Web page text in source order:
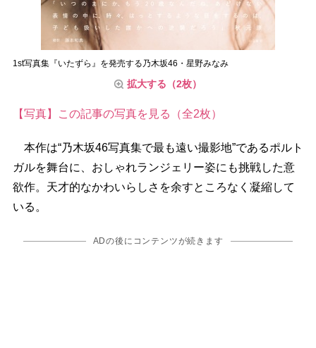
1st写真集『いたずら』を発売する乃木坂46・星野みなみ
拡大する（2枚）
【写真】この記事の写真を見る（全2枚）
本作は“乃木坂46写真集で最も遠い撮影地”であるポルト
ガルを舞台に、おしゃれランジェリー姿にも挑戦した意
欲作。天才的なかわいらしさを余すところなく凝縮して
いる。
ADの後にコンテンツが続きます